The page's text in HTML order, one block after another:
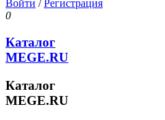
Войти /Регистрация
0
Каталог
MEGE.RU
Каталог
MEGE.RU